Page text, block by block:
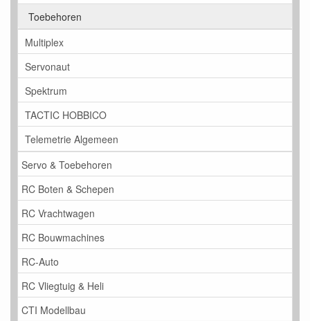
Toebehoren
Multiplex
Servonaut
Spektrum
TACTIC HOBBICO
Telemetrie Algemeen
Servo & Toebehoren
RC Boten & Schepen
RC Vrachtwagen
RC Bouwmachines
RC-Auto
RC Vliegtuig & Heli
CTI Modellbau